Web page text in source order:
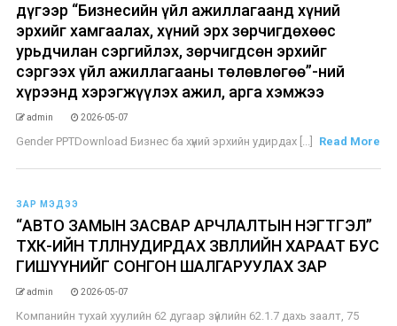
дүгээр “Бизнесийн үйл ажиллагаанд хүний
эрхийг хамгаалах, хүний эрх зөрчигдөхөөс
урьдчилан сэргийлэх, зөрчигдсөн эрхийг
сэргээх үйл ажиллагааны төлөвлөгөө”-ний
хүрээнд хэрэгжүүлэх ажил, арга хэмжээ
admin 2026-05-07
Gender PPTDownload Бизнес ба хүний эрхийн удирдах [...] Read More
ЗАР МЭДЭЭ
“АВТО ЗАМЫН ЗАСВАР АРЧЛАЛТЫН НЭГТГЭЛ”
ТӨХК-ИЙН ТӨЛӨӨЛӨНУДИРДАХ ЗӨВЛӨЛИЙН ХАРААТ БУС
ГИШҮҮНИЙГ СОНГОН ШАЛГАРУУЛАХ ЗАР
admin 2026-05-07
Компанийн тухай хуулийн 62 дугаар зүйлийн 62.1.7 дахь заалт, 75